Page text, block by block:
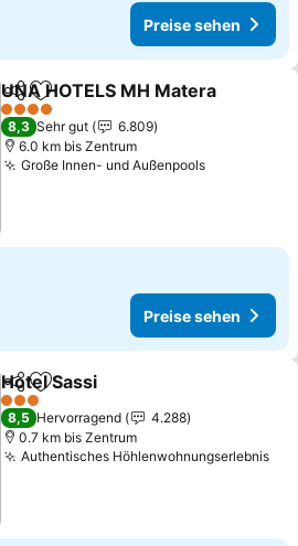
Preise sehen
TeilenZu Favoriten hinzufügen
UNA HOTELS MH Matera
4 Sterne
8,3 Sehr gut
6.809
6.0 km bis Zentrum
Große Innen- und AußenpoolsPreise
Preise sehen
TeilenZu Favoriten hinzufügen
Hotel Sassi
3 Sterne
8,5 Hervorragend
4.288
0.7 km bis Zentrum
Authentisches Höhlenwohnungserlebnis